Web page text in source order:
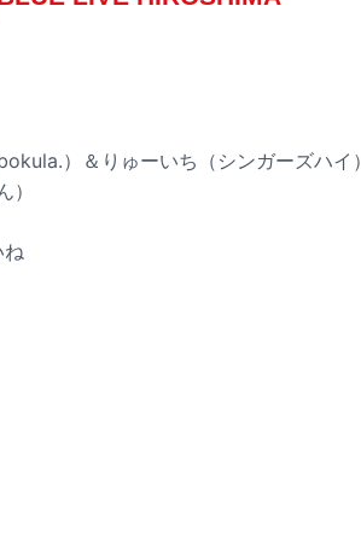
）＆りゅーいち（シンガーズハイ）
ね